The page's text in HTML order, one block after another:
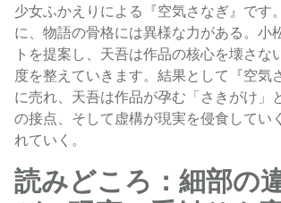
少女ふかえりによる『空気さなぎ』です
に、物語の骨格には異様な力がある。小
トを提案し、天吾は作品の核心を壊さな
度を整えていきます。結果として『空気
に売れ、天吾は作品が孕む「さきがけ」
の接点、そして虚構が現実を侵食してい
れていく。
読みどころ：細部の